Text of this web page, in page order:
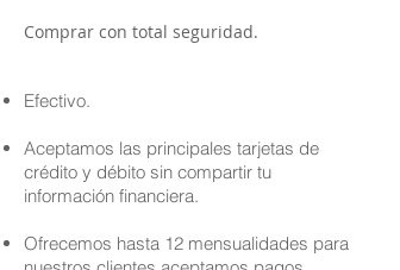
Comprar con total seguridad.
Efectivo.
Aceptamos las principales tarjetas de
crédito y débito sin compartir tu
información financiera.
Ofrecemos hasta 12 mensualidades para